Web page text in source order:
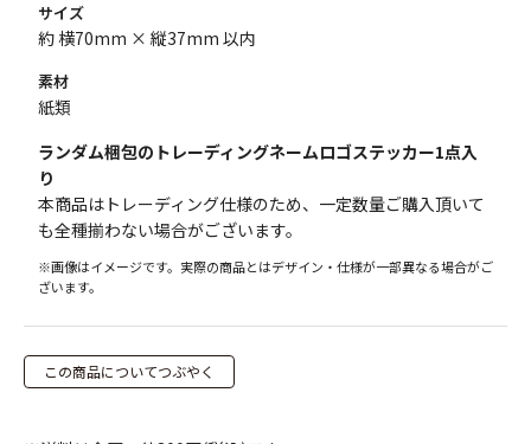
サイズ
約 横70mm × 縦37mm 以内
素材
紙類
ランダム梱包のトレーディングネームロゴステッカー1点入
り
本商品はトレーディング仕様のため、一定数量ご購入頂いて
も全種揃わない場合がございます。
※画像はイメージです。実際の商品とはデザイン・仕様が一部異なる場合がご
ざいます。
この商品についてつぶやく